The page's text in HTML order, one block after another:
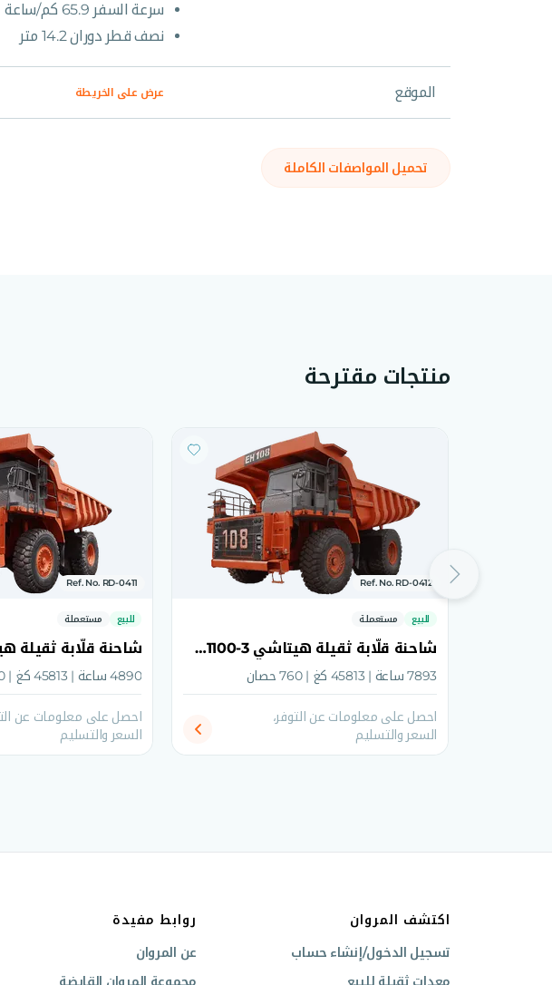
سرعة السفر 65.9 كم/ساعة
نصف قطر دوران 14.2 متر
الموقع عرض على الخريطة
تحميل المواصفات الكاملة
منتجات مقترحة
Ref. No. RD-0412
للبيع
مستعملة
شاحنة قلّابة ثقيلة هيتاشي EH1100-3 موديل 2011
7893 ساعة | 45813 كغ | 760 حصان
احصل على معلومات عن التوفر،
السعر والتسليم
Ref. No. RD-0411
للبيع
مستعملة
4890 ساعة | 45813 كغ | 760 حصان
احصل على معلومات عن
السعر والتسليم
اكتشف المروان
تسجيل الدخول/إنشاء حساب
معدات ثقيلة للبيع
روابط مفيدة
عن المروان
مجموعة المروان القابضة